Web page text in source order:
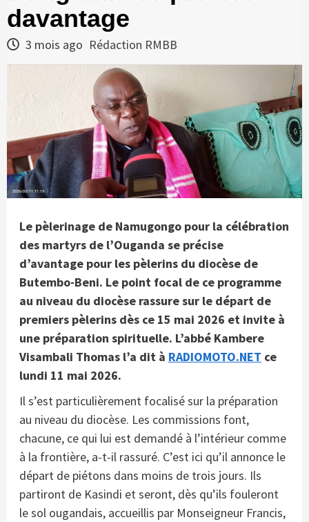
davantage
3 mois ago Rédaction RMBB
Le pèlerinage de Namugongo pour la célébration
des martyrs de l’Ouganda se précise
d’avantage pour les pèlerins du diocèse de
Butembo-Beni. Le point focal de ce programme
au niveau du diocèse rassure sur le départ de
premiers pèlerins dès ce 15 mai 2026 et invite à
une préparation spirituelle. L’abbé Kambere
Visambali Thomas l’a dit à RADIOMOTO.NET ce
lundi 11 mai 2026.
Il s’est particulièrement focalisé sur la préparation
au niveau du diocèse. Les commissions font,
chacune, ce qui lui est demandé à l’intérieur comme
à la frontière, a-t-il rassuré. C’est ici qu’il annonce le
départ de piétons dans moins de trois jours. Ils
partiront de Kasindi et seront, dès qu’ils fouleront
le sol ougandais, accueillis par Monseigneur Francis,